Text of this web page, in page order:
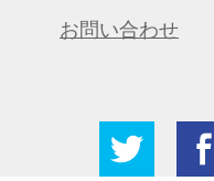
お問い合わせ